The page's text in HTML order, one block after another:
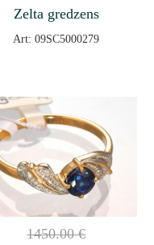
Zelta gredzens
Art: 09SC5000279
1450.00€